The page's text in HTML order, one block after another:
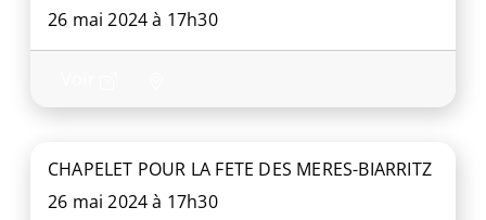
26 mai 2024 à 17h30
CHAPELET POUR LA FETE DES MERES-BIARRITZ
26 mai 2024 à 17h30